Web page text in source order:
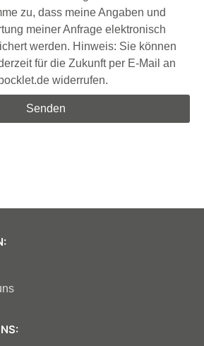
zu, dass meine Angaben und
meiner Anfrage elektronisch
werden. Hinweis: Sie können
für die Zukunft per E-Mail an
widerrufen.
Senden